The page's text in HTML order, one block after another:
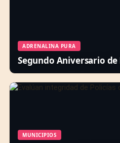
ADRENALINA PURA
Segundo Aniversario
MUNICIPIOS